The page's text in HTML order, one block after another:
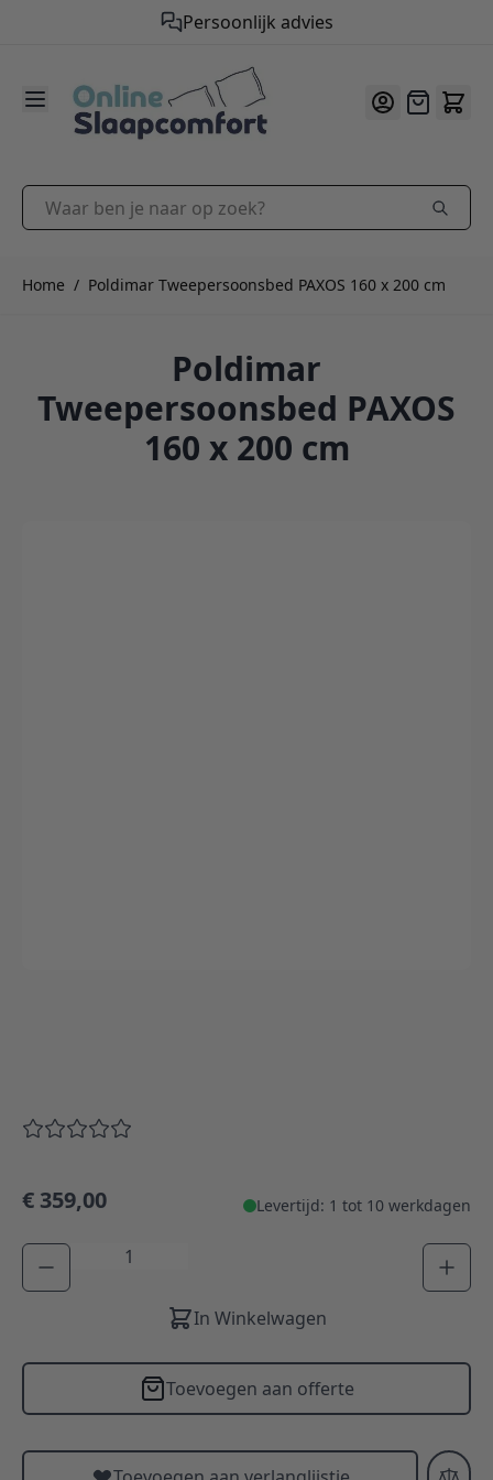
Persoonlijk advies
9.2/10
Offerte
Waar ben je naar op zoek?
Home / Poldimar Tweepersoonsbed PAXOS 160 x 200 cm
Poldimar
Tweepersoonsbed PAXOS
160 x 200 cm
€ 359,00 Levertijd: 1 tot 10 werkdagen
Aantal
In Winkelwagen
Toevoegen aan offerte